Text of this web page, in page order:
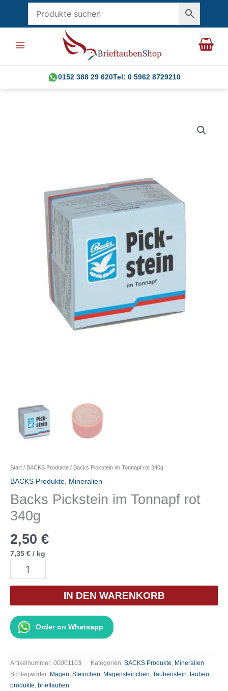
0152 388 29 620Tel: 0 5962 8729210
Start / BACKS Produkte / Backs Pickstein im Tonnapf rot 340g
BACKS Produkte Mineralien
Backs Pickstein im Tonnapf rot
340g
2,50 €
7,35 € / kg
Backs
Pickstein
Tonnapf
rot
340g
IN DEN WARENKORB
Order on Whatsapp
Artikelnummer: 00001103 Kategorien: BACKS Produkte, Mineralien
Schlagwörter: Magen, Steinchen, Magensteinchen, Taubenstein, tauben
produkte, brieftauben